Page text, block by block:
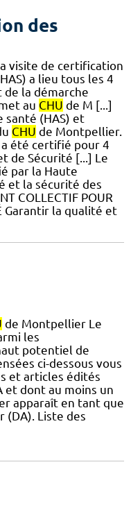
des
visite de certification
a lieu tous les 4
de la démarche
au CHU de M [...]
(HAS) et
CHU de Montpellier.
été certifié pour 4
de Sécurité [...] Le
par la Haute
et la sécurité des
COLLECTIF POUR
Garantir la qualité et
de Montpellier Le
les
potentiel de
ci-dessous vous
et articles édités
et dont au moins un
apparaît en tant que
Liste des